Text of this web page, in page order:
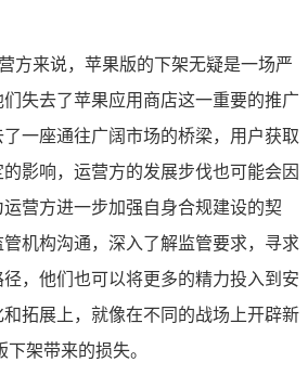
方来说，苹果版的下架无疑是一场严
失去了苹果应用商店这一重要的推广
一座通往广阔市场的桥梁，用户获取
影响，运营方的发展步伐也可能会因
营方进一步加强自身合规建设的契
机构沟通，深入了解监管要求，寻求
，他们也可以将更多的精力投入到安
拓展上，就像在不同的战场上开辟新
架带来的损失。